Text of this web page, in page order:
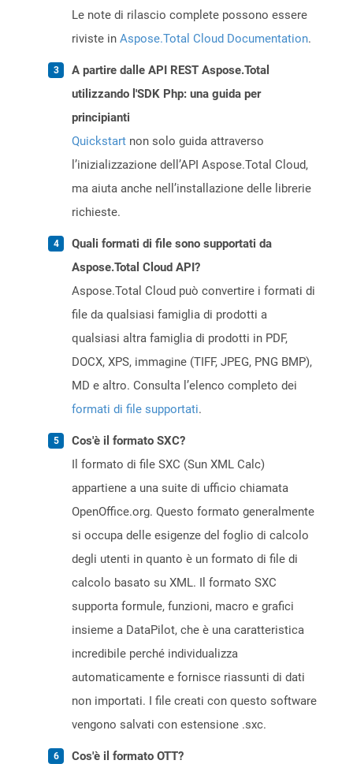
Le note di rilascio complete possono essere
riviste in Aspose.Total Cloud Documentation.
A partire dalle API REST Aspose.Total
utilizzando l'SDK Php: una guida per
principianti
Quickstart non solo guida attraverso
l’inizializzazione dell’API Aspose.Total Cloud,
ma aiuta anche nell’installazione delle librerie
richieste.
Quali formati di file sono supportati da
Aspose.Total Cloud API?
Aspose.Total Cloud può convertire i formati di
file da qualsiasi famiglia di prodotti a
qualsiasi altra famiglia di prodotti in PDF,
DOCX, XPS, immagine (TIFF, JPEG, PNG BMP),
MD e altro. Consulta l’elenco completo dei
formati di file supportati.
Cos'è il formato SXC?
Il formato di file SXC (Sun XML Calc)
appartiene a una suite di ufficio chiamata
OpenOffice.org. Questo formato generalmente
si occupa delle esigenze del foglio di calcolo
degli utenti in quanto è un formato di file di
calcolo basato su XML. Il formato SXC
supporta formule, funzioni, macro e grafici
insieme a DataPilot, che è una caratteristica
incredibile perché individualizza
automaticamente e fornisce riassunti di dati
non importati. I file creati con questo software
vengono salvati con estensione .sxc.
Cos'è il formato OTT?